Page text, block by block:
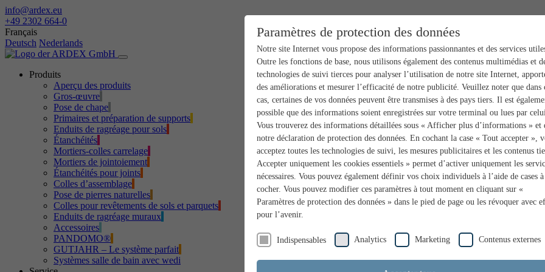
info@ardex.eu
+49 2302 664-0
Français
Deutsch Nederlands
Produits
Aperçu des produits
Gros-œuvre
Pose de chape
Primaires et préparation de supports
Enduits de ragréage pour sols
Étanchéités
Mortiers-colles carrelage
Mortiers de jointoiement
Étanchéités pour joints
Colles d’assemblage
Pose de pierres naturelles
Colles pour revêtements de sols et parquets
Enduits de ragréage muraux
Accessoires
PANDOMO®
GUTJAHR – Le système parfait
Systèmes salle de bain avec wedi
Paramètres de protection des données
Notre site Internet vous propose des informations passionnantes et des services
Outre les fonctions de base, nous utilisons également des contenus multimédias et
technologies de suivi tierces pour analyser l’utilisation de notre site Internet,
des améliorations et mesurer l’efficacité de notre publicité. Veuillez noter que dans
cas, certaines de vos données peuvent être transmises à des pays tiers. Il est
possible que des informations soient enregistrées sur votre terminal ou lues par
Vous trouverez des informations détaillées sous « Afficher plus d’informations » et
notre déclaration de protection des données. En cochant la case « Tout accepter »,
acceptez toutes les technologies de suivi, les mesures publicitaires et les contenus
Accepter uniquement les cookies essentiels » permet d’activer uniquement les
nécessaires. Vous pouvez également définir vos choix individuels à l’aide de cases à
cocher. Vous pouvez modifier ces paramètres à tout moment en cliquant sur «
Paramètres de protection des données » dans le pied de page ou les révoquer avec
pour l’avenir.
Indispensables Analytics Marketing Contenus externes